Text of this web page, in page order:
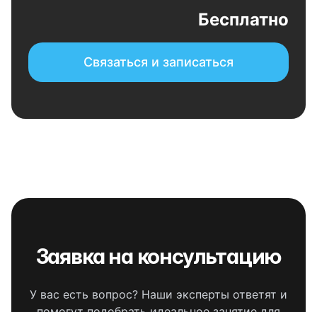
Бесплатно
Связаться и записаться
Заявка на консультацию
У вас есть вопрос? Наши эксперты ответят и